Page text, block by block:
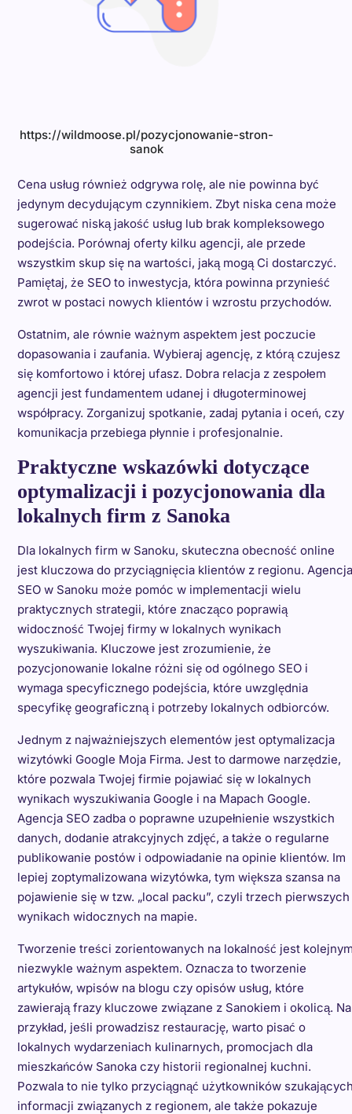
https://wildmoose.pl/pozycjonowanie-stron-
sanok
Cena usług również odgrywa rolę, ale nie powinna być
jedynym decydującym czynnikiem. Zbyt niska cena może
sugerować niską jakość usług lub brak kompleksowego
podejścia. Porównaj oferty kilku agencji, ale przede
wszystkim skup się na wartości, jaką mogą Ci dostarczyć.
Pamiętaj, że SEO to inwestycja, która powinna przynieść
zwrot w postaci nowych klientów i wzrostu przychodów.
Ostatnim, ale równie ważnym aspektem jest poczucie
dopasowania i zaufania. Wybieraj agencję, z którą czujesz
się komfortowo i której ufasz. Dobra relacja z zespołem
agencji jest fundamentem udanej i długoterminowej
współpracy. Zorganizuj spotkanie, zadaj pytania i oceń, czy
komunikacja przebiega płynnie i profesjonalnie.
Praktyczne wskazówki dotyczące
optymalizacji i pozycjonowania dla
lokalnych firm z Sanoka
Dla lokalnych firm w Sanoku, skuteczna obecność online
jest kluczowa do przyciągnięcia klientów z regionu. Agencja
SEO w Sanoku może pomóc w implementacji wielu
praktycznych strategii, które znacząco poprawią
widoczność Twojej firmy w lokalnych wynikach
wyszukiwania. Kluczowe jest zrozumienie, że
pozycjonowanie lokalne różni się od ogólnego SEO i
wymaga specyficznego podejścia, które uwzględnia
specyfikę geograficzną i potrzeby lokalnych odbiorców.
Jednym z najważniejszych elementów jest optymalizacja
wizytówki Google Moja Firma. Jest to darmowe narzędzie,
które pozwala Twojej firmie pojawiać się w lokalnych
wynikach wyszukiwania Google i na Mapach Google.
Agencja SEO zadba o poprawne uzupełnienie wszystkich
danych, dodanie atrakcyjnych zdjęć, a także o regularne
publikowanie postów i odpowiadanie na opinie klientów. Im
lepiej zoptymalizowana wizytówka, tym większa szansa na
pojawienie się w tzw. „local packu”, czyli trzech pierwszych
wynikach widocznych na mapie.
Tworzenie treści zorientowanych na lokalność jest
niezwykle ważnym aspektem. Oznacza to tworzenie
artykułów, wpisów na blogu czy opisów usług, które
zawierają frazy kluczowe związane z Sanokiem i okolicą. Na
przykład, jeśli prowadzisz restaurację, warto pisać o
lokalnych wydarzeniach kulinarnych, promocjach dla
mieszkańców Sanoka czy historii regionalnej kuchni.
Pozwala to nie tylko przyciągnąć użytkowników
informacji związanych z regionem, ale także pokazuje